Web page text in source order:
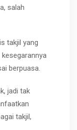
salah
takjil yang
berpuasa.
jadi tak
takjil,